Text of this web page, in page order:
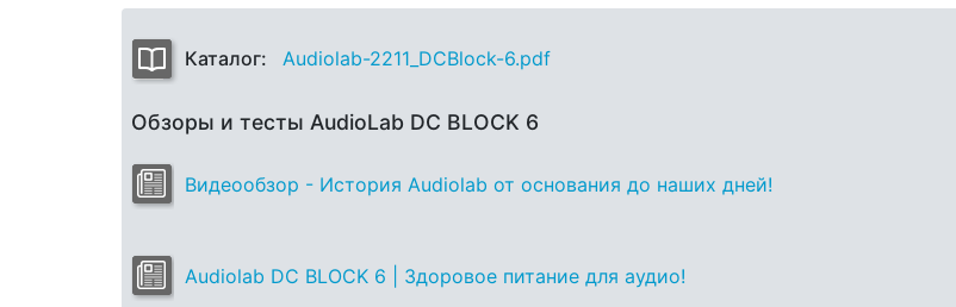
Каталог: Audiolab-2211_DCBlock-6.pdf
Обзоры и тесты AudioLab DC BLOCK 6
Видеообзор - История Audiolab от основания до наших дней!
Audiolab DС BLOCK 6 | Здоровое питание для аудио!